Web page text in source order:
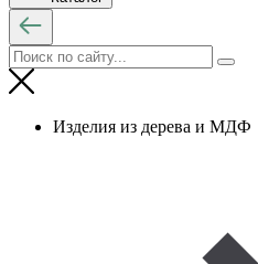
Изделия из дерева и МДФ